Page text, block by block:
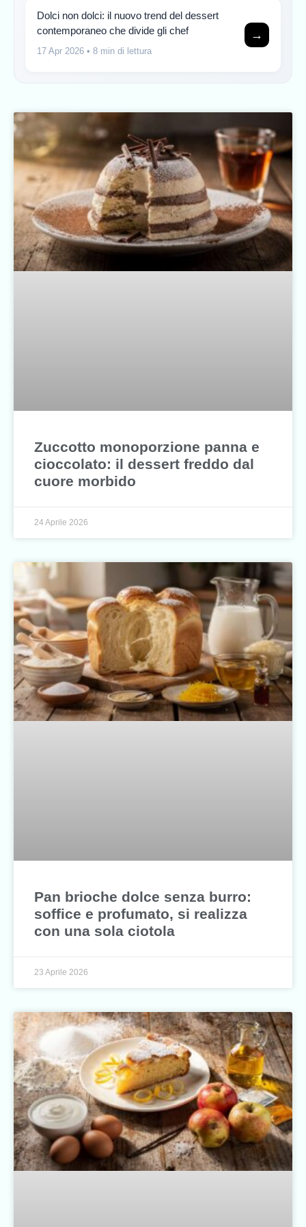
Zuccotto monoporzione panna e
cioccolato: il dessert freddo dal
cuore morbido
24 Aprile 2026
Pan brioche dolce senza burro:
soffice e profumato, si realizza
con una sola ciotola
23 Aprile 2026
Dolci non dolci: il nuovo trend del dessert
contemporaneo che divide gli chef
17 Apr 2026 • 8 min di lettura
→